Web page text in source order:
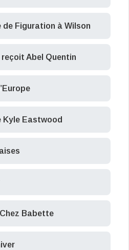
de Figuration à Wilson
reçoit Abel Quentin
Kyle Eastwood
Babette